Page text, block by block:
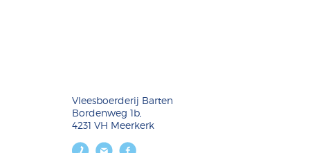
Vleesboerderij Barten
Bordenweg 1b,
4231 VH Meerkerk